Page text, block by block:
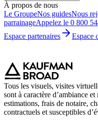
À propos de nous
Le GroupeNos guidesNous
parrainageAppelez le 0 800
Espace partenaires
Espace
Tous les visuels, visites
sont à caractère d’ambiance
estimations, frais de notaire,
contractuels et susceptibles